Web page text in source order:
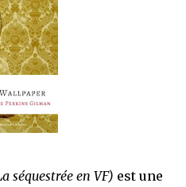
Marlowe découvre une ville qu’il
la peur et le rigorisme de la Ligue,
rancœurs. La Dame d...
séquestrée en VF) est une